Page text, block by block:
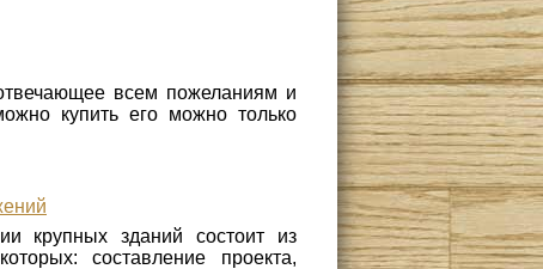
всем пожеланиям и
купить его можно только
крупных зданий состоит из
составление проекта,